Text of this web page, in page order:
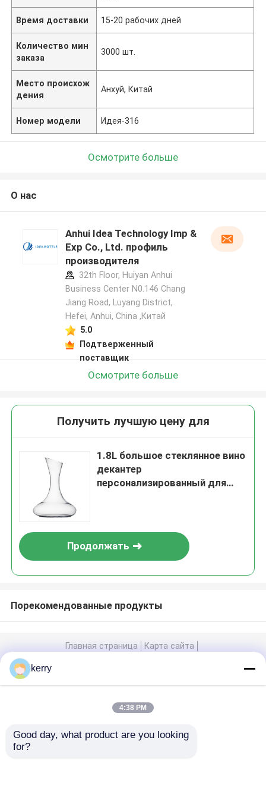
Время доставки 15-20 рабочих дней
Количество мин
заказа
3000 шт.
Место происхож
дения
Анхуй, Китай
Номер модели Идея-316
Осмотрите больше
О нас
Anhui Idea Technology Imp &
Exp Co., Ltd. профиль
производителя
32th Floor, Huiyan Anhui
Business Center N0.146 Chang
Jiang Road, Luyang District,
Hefei, Anhui, China ,Китай
5.0
Подтверженный
поставщик
Осмотрите больше
Получить лучшую цену для
1.8L большое стеклянное вино
декантер
персонализированный для
Продолжать
Порекомендованные продукты
Главная страница
Карта сайта
Карта сайта
фабрика.Copyright © 2026 Anhui Idea
kerry
4:38 PM
Good day, what product are you looking
for?